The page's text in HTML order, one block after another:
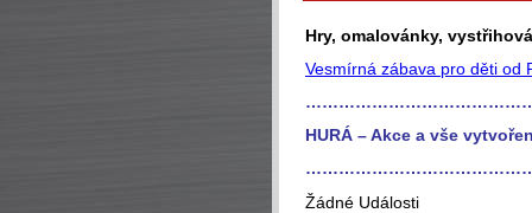
Hry, omalovánky,
Vesmírná zábava pro děti od
HURÁ – Akce a vše
Žádné Události